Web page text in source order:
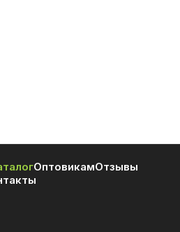
ОптовикамОтзывы